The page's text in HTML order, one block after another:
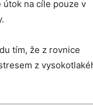
útok na cíle pouze v
tím, že z rovnice
z